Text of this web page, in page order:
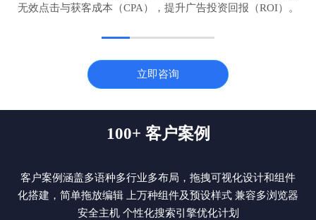
无效点击与获客成本（CPA），提升广告投资回报（ROI）。
立即咨询
100+ 客户案例
客户案例涵盖多语种多行业多布局，拖拽可视化设计和组件
化搭建，简单拖放编辑 上万种组件及预设样式 兼容多浏览器
安全主机 个性化搜索引擎优化计划